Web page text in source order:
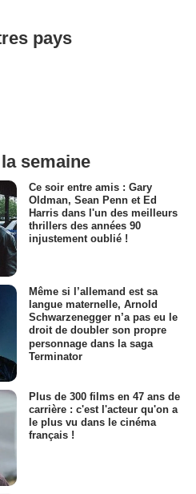
pays
semaine
Ce soir entre amis : Gary
Oldman, Sean Penn et Ed
Harris dans l'un des meilleurs
thrillers des années 90
injustement oublié !
Même si l’allemand est sa
langue maternelle, Arnold
Schwarzenegger n’a pas eu le
droit de doubler son propre
personnage dans la saga
Terminator
Plus de 300 films en 47 ans de
carrière : c'est l'acteur qu'on a
le plus vu dans le cinéma
français !